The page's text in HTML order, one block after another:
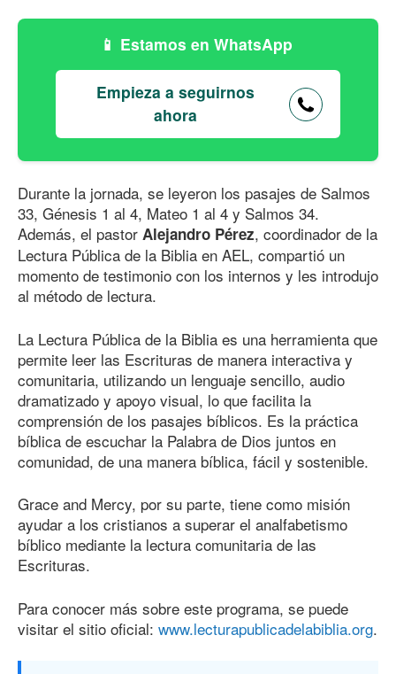
Estamos en WhatsApp
Empieza a seguirnos
ahora
Durante la jornada, se leyeron los pasajes de Salmos
33, Génesis 1 al 4, Mateo 1 al 4 y Salmos 34.
Además, el pastor Alejandro Pérez, coordinador de la
Lectura Pública de la Biblia en AEL, compartió un
momento de testimonio con los internos y les introdujo
al método de lectura.
La Lectura Pública de la Biblia es una herramienta que
permite leer las Escrituras de manera interactiva y
comunitaria, utilizando un lenguaje sencillo, audio
dramatizado y apoyo visual, lo que facilita la
comprensión de los pasajes bíblicos. Es la práctica
bíblica de escuchar la Palabra de Dios juntos en
comunidad, de una manera bíblica, fácil y sostenible.
Grace and Mercy, por su parte, tiene como misión
ayudar a los cristianos a superar el analfabetismo
bíblico mediante la lectura comunitaria de las
Escrituras.
Para conocer más sobre este programa, se puede
visitar el sitio oficial: www.lecturapublicadelabiblia.org.